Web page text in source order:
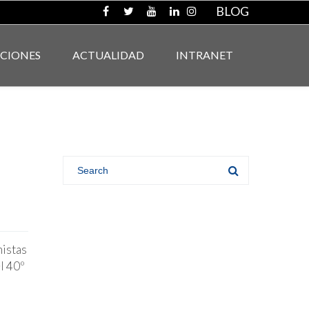
BLOG
ACTUALIDAD INTRANET
40º